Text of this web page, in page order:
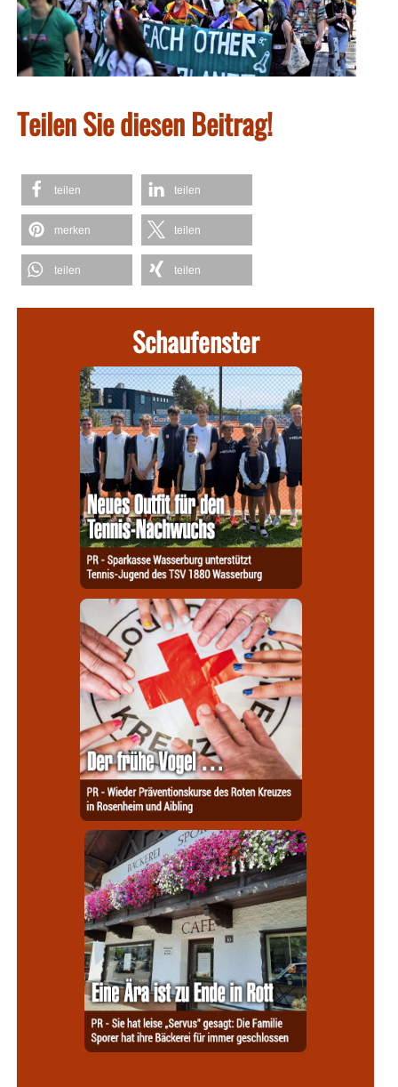
Teilen Sie diesen Beitrag!
teilen teilen
merken teilen
teilen teilen
Schaufenster